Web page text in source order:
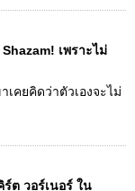
เพราะไม่
คยคิดว่าตัวเองจะไม่
ต วอร์เนอร์ ใน